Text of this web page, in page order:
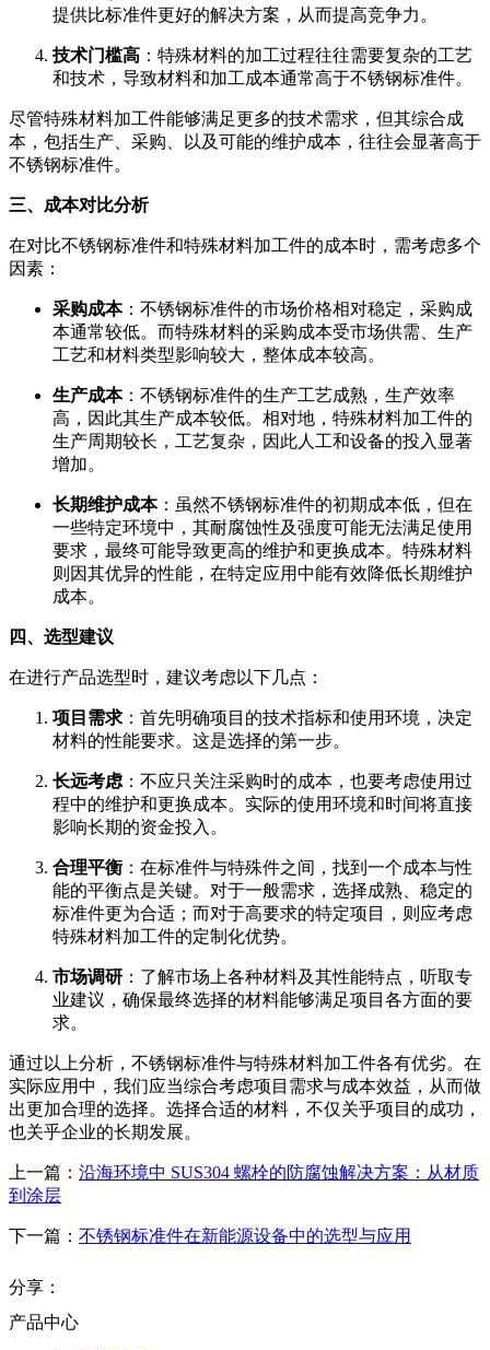
提供比标准件更好的解决方案，从而提高竞争力。
技术门槛高 ：特殊材料的加工过程往往需要复杂的工艺
和技术，导致材料和加工成本通常高于不锈钢标准件。
尽管特殊材料加工件能够满足更多的技术需求，但其综合成
本，包括生产、采购、以及可能的维护成本，往往会显著高于
不锈钢标准件。
三、成本对比分析
在对比不锈钢标准件和特殊材料加工件的成本时，需考虑多个
因素：
采购成本：不锈钢标准件的市场价格相对稳定，采购成
本通常较低。而特殊材料的采购成本受市场供需、生产
工艺和材料类型影响较大，整体成本较高。
生产成本：不锈钢标准件的生产工艺成熟，生产效率
高，因此其生产成本较低。相对地，特殊材料加工件的
生产周期较长，工艺复杂，因此人工和设备的投入显著
增加。
长期维护成本：虽然不锈钢标准件的初期成本低，但在
一些特定环境中，其耐腐蚀性及强度可能无法满足使用
要求，最终可能导致更高的维护和更换成本。特殊材料
则因其优异的性能，在特定应用中能有效降低长期维护
成本。
四、选型建议
在进行产品选型时，建议考虑以下几点：
项目需求 ：首先明确项目的技术指标和使用环境，决定
材料的性能要求。这是选择的第一步。
长远考虑 ：不应只关注采购时的成本，也要考虑使用过
程中的维护和更换成本。实际的使用环境和时间将直接
影响长期的资金投入。
合理平衡 ：在标准件与特殊件之间，找到一个成本与性
能的平衡点是关键。对于一般需求，选择成熟、稳定的
标准件更为合适；而对于高要求的特定项目，则应考虑
特殊材料加工件的定制化优势。
市场调研 ：了解市场上各种材料及其性能特点，听取专
业建议，确保最终选择的材料能够满足项目各方面的要
求。
通过以上分析，不锈钢标准件与特殊材料加工件各有优劣。在
实际应用中，我们应当综合考虑项目需求与成本效益，从而做
出更加合理的选择。选择合适的材料，不仅关乎项目的成功，
也关乎企业的长期发展。
上一篇： 沿海环境中 SUS304 螺栓的防腐蚀解决方案：从材质
到涂层
下一篇： 不锈钢标准件在新能源设备中的选型与应用
分享：
产品中心